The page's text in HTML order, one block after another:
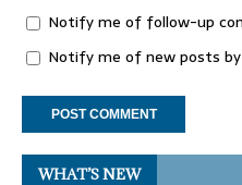
Notify me of follow-up
Notify me of new posts
WHAT’S NEW